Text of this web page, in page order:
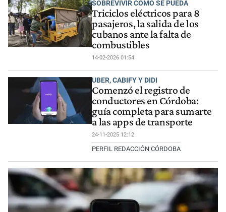
SOBREVIVIR COMO SE PUEDA
Triciclos eléctricos para 8
pasajeros, la salida de los
cubanos ante la falta de
combustibles
14-02-2026 01:54
UBER, CABIFY Y DIDI
Comenzó el registro de
conductores en Córdoba:
guía completa para sumarte
a las apps de transporte
24-11-2025 12:12
PERFIL REDACCIÓN CÓRDOBA